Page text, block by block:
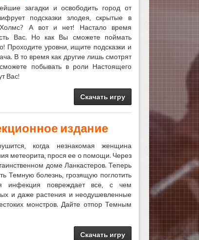
загадки и освободить город от
подсказки злодея, скрытые в
А вот и нет! Настало время
Вас. Но как Вы сможете поймать
Проходите уровни, ищите подсказки и
В то время как другие лишь смотрят
побывать в роли Настоящего
Вас!
Скачать игру
издание
когда незнакомая женщина
метеорита, прося ее о помощи. Через
доме Ланкастеров. Теперь
Темную болезнь, грозящую поглотить
инфекция повреждает все, с чем
и даже растения и неодушевленные
монстров. Дайте отпор Темным
Скачать игру